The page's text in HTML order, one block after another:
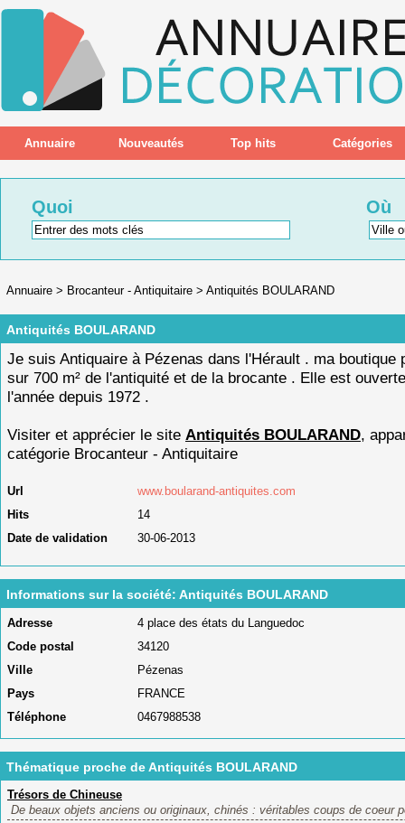
Annuaire Nouveautés Top hits Catégories
Quoi Où
Annuaire > Brocanteur - Antiquitaire > Antiquités BOULARAND
Antiquités BOULARAND
Je suis Antiquaire à Pézenas dans l'Hérault . ma boutique
sur 700 m² de l'antiquité et de la brocante . Elle est
l'année depuis 1972 .
Visiter et apprécier le site Antiquités BOULARAND,
catégorie Brocanteur - Antiquitaire
Url
www.boularand-antiquites.com
Hits
14
Date de validation
30-06-2013
Informations sur la société: Antiquités BOULARAND
Adresse
4 place des états du Languedoc
Code postal
34120
Ville
Pézenas
Pays
FRANCE
Téléphone
0467988538
Thématique proche de Antiquités BOULARAND
Trésors de Chineuse
De beaux objets anciens ou originaux, chinés : véritables coups de coeur